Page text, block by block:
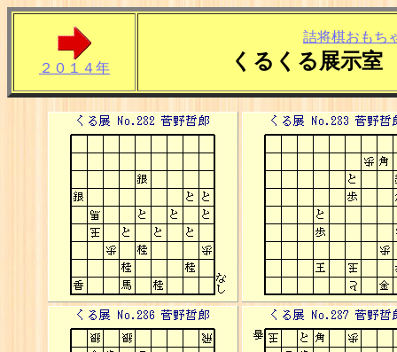
２０１４年
詰将棋おもち
くるくる展示